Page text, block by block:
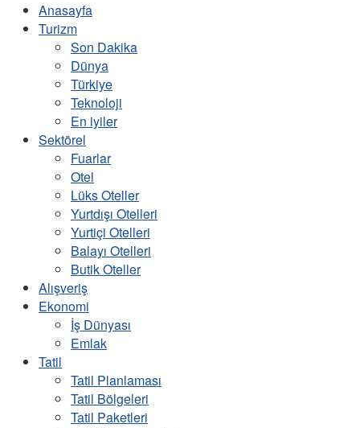
Anasayfa
Turizm
Son Dakika
Dünya
Türkiye
Teknoloji
En iyiler
Sektörel
Fuarlar
Otel
Lüks Oteller
Yurtdışı Otelleri
Yurtiçi Otelleri
Balayı Otelleri
Butik Oteller
Alışveriş
Ekonomi
İş Dünyası
Emlak
Tatil
Tatil Planlaması
Tatil Bölgeleri
Tatil Paketleri